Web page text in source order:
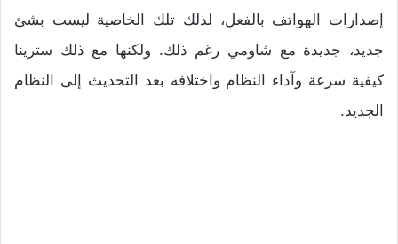
إصدارات الهواتف بالفعل، لذلك تلك الخاصية ليست بشئ
جديد، جديدة مع شاومي رغم ذلك. ولكنها مع ذلك سترينا
كيفية سرعة وآداء النظام واختلافه بعد التحديث إلى النظام
الجديد.